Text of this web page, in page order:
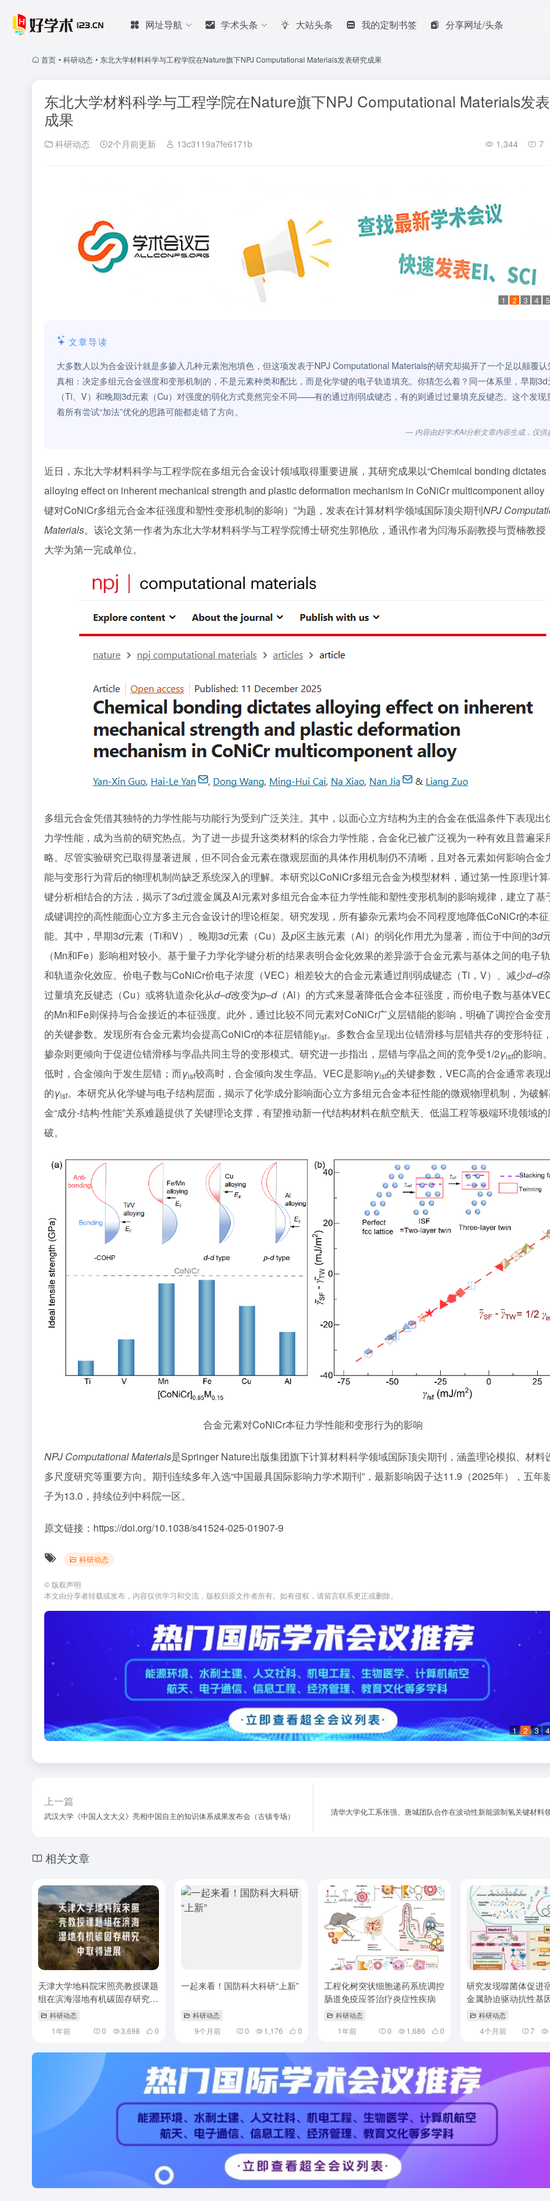
网址导航 学术头条 大站头条 我的定制书签 分享网址/头条
首页 • 科研动态 • 东北大学材料科学与工程学院在Nature旗下NPJ Computational Materials发表研究成果
东北大学材料科学与工程学院在Nature旗下NPJ Computational Materials发
成果
科研动态 2个月前更新 13c3119a7fe6171b 1,344 7
1 2 3 4 5
文章导读
大多数人以为合金设计就是多掺入几种元素泡泡填色，但这项发表于NPJ Computational Materials的研究却揭开了一个足以颠覆认
真相：决定多组元合金强度和变形机制的，不是元素种类和配比，而是化学键的电子轨道填充。你猜怎么着？同一体系里，早期3d
（Ti、V）和晚期3d元素（Cu）对强度的弱化方式竟然完全不同——有的通过削弱成键态，有的则通过过量填充反键态。这个发现
着所有尝试“加法”优化的思路可能都走错了方向。
— 内容由好学术AI分析文章内容生成，仅供
近日，东北大学材料科学与工程学院在多组元合金设计领域取得重要进展，其研究成果以“Chemical bonding dictates
alloying effect on inherent mechanical strength and plastic deformation mechanism in CoNiCr multicomponent alloy
键对CoNiCr多组元合金本征强度和塑性变形机制的影响）”为题，发表在计算材料学领域国际顶尖期刊NPJ
Materials。该论文第一作者为东北大学材料科学与工程学院博士研究生郭艳欣，通讯作者为闫海乐副教授与贾楠教授
大学为第一完成单位。
多组元合金凭借其独特的力学性能与功能行为受到广泛关注。其中，以面心立方结构为主的合金在低温条件下表现出
力学性能，成为当前的研究热点。为了进一步提升这类材料的综合力学性能，合金化已被广泛视为一种有效且普遍采
略。尽管实验研究已取得显著进展，但不同合金元素在微观层面的具体作用机制仍不清晰，且对各元素如何影响合金
能与变形行为背后的物理机制尚缺乏系统深入的理解。本研究以CoNiCr多组元合金为模型材料，通过第一性原理计
键分析相结合的方法，揭示了3d过渡金属及Al元素对多组元合金本征力学性能和塑性变形机制的影响规律，建立了基
成键调控的高性能面心立方多主元合金设计的理论框架。研究发现，所有掺杂元素均会不同程度地降低CoNiCr的本
能。其中，早期3d元素（Ti和V）、晚期3d元素（Cu）及p区主族元素（Al）的弱化作用尤为显著，而位于中间的3d
（Mn和Fe）影响相对较小。基于量子力学化学键分析的结果表明合金化效果的差异源于合金元素与基体之间的电子
和轨道杂化效应。价电子数与CoNiCr价电子浓度（VEC）相差较大的合金元素通过削弱成键态（Ti，V）、减少d–d
过量填充反键态（Cu）或将轨道杂化从d–d改变为p–d（Al）的方式来显著降低合金本征强度，而价电子数与基体
的Mn和Fe则保持与合金接近的本征强度。此外，通过比较不同元素对CoNiCr广义层错能的影响，明确了调控合金变
的关键参数。发现所有合金元素均会提高CoNiCr的本征层错能γisf。多数合金呈现出位错滑移与层错共存的变形特征
掺杂则更倾向于促进位错滑移与孪晶共同主导的变形模式。研究进一步指出，层错与孪晶之间的竞争受1/2γisf的影响
低时，合金倾向于发生层错；而γisf较高时，合金倾向发生孪晶。VEC是影响γisf的关键参数，VEC高的合金通常表现
的γisf。本研究从化学键与电子结构层面，揭示了化学成分影响面心立方多组元合金本征性能的微观物理机制，为破
金“成分-结构-性能”关系难题提供了关键理论支撑，有望推动新一代结构材料在航空航天、低温工程等极端环境领域
破。
合金元素对CoNiCr本征力学性能和变形行为的影响
NPJ Computational Materials是Springer Nature出版集团旗下计算材料科学领域国际顶尖期刊，涵盖理论模拟、材料
多尺度研究等重要方向。期刊连续多年入选“中国最具国际影响力学术期刊”，最新影响因子达11.9（2025年），五年
子为13.0，持续位列中科院一区。
原文链接：https://doi.org/10.1038/s41524-025-01907-9
科研动态
© 版权声明
本文由分享者转载或发布，内容仅供学习和交流，版权归原文作者所有。如有侵权，请留言联系更正或删除。
1 2 3 4
上一篇
武汉大学《中国人文大义》亮相中国自主的知识体系成果发布会（古镇专场） 清华大学化工系张强、唐城团队合作在波动性新能源制氢关键材料
相关文章
天津大学地科院宋照亮教授课题
组在滨海湿地有机碳固存研究中
取得进展
科研动态
1年前 0 3,698 0
一起来看！国防科大科研“上新”
科研动态
9个月前 0 1,176 0
工程化树突状细胞递药系统调控
肠道免疫应答治疗炎症性疾病
科研动态
1年前 0 1,686 0
研究发现噬菌体促进
金属胁迫驱动抗性基
科研动态
4个月前 7